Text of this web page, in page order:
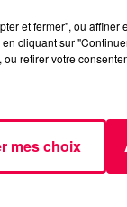
et fermer", ou
cliquant sur
retirer votre
mes choix